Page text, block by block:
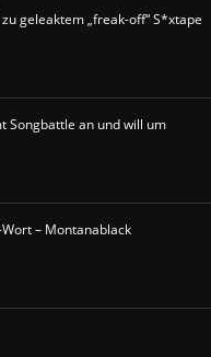
geleaktem „freak-off“ S*xtape
Songbattle an und will um
– Montanablack